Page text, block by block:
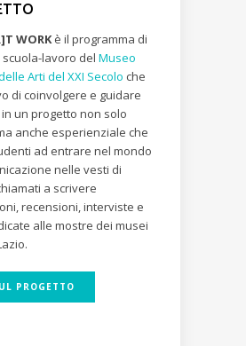
WORKè il programma di
lavoro del Museo
Arti del XXI Secolo che
di coinvolgere e guidare
un progetto non solo
anche esperienziale che
ad entrare nel mondo
nelle vesti di
a scrivere
recensioni, interviste e
alle mostre dei musei
PROGETTO